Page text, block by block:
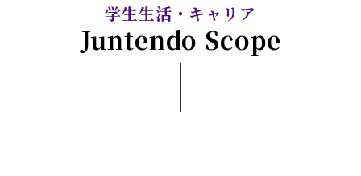
学生生活・キャリア
Juntendo Scope